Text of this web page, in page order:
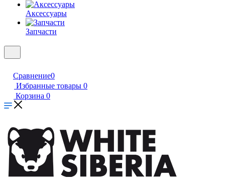
Аксессуары
Запчасти
Сравнение0
Избранные товары 0
Корзина 0